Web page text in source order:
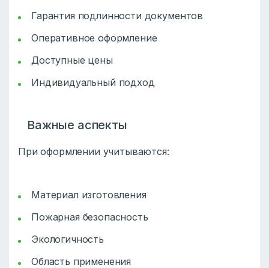
Гарантия подлинности документов
Оперативное оформление
Доступные цены
Индивидуальный подход
Важные аспекты
При оформлении учитываются:
Материал изготовления
Пожарная безопасность
Экологичность
Область применения